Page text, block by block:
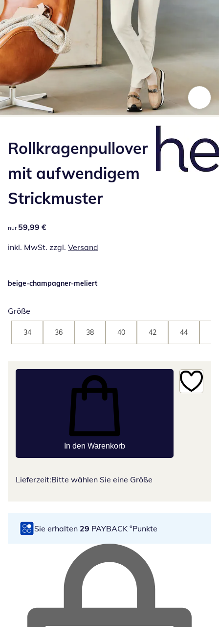
Rollkragenpullover
mit aufwendigem
Strickmuster
59,99 €
nur 59,99 €
inkl. MwSt. zzgl. Versand
beige-champagner-meliert
Größe
34 36 38 40 42 44
In den Warenkorb
Lieferzeit:Bitte wählen Sie eine Größe
Sie erhalten 29 PAYBACK °Punkte